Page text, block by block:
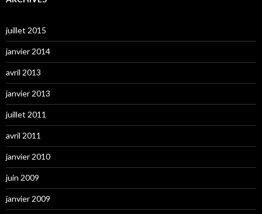
juillet 2015
janvier 2014
avril 2013
janvier 2013
juillet 2011
avril 2011
janvier 2010
juin 2009
janvier 2009